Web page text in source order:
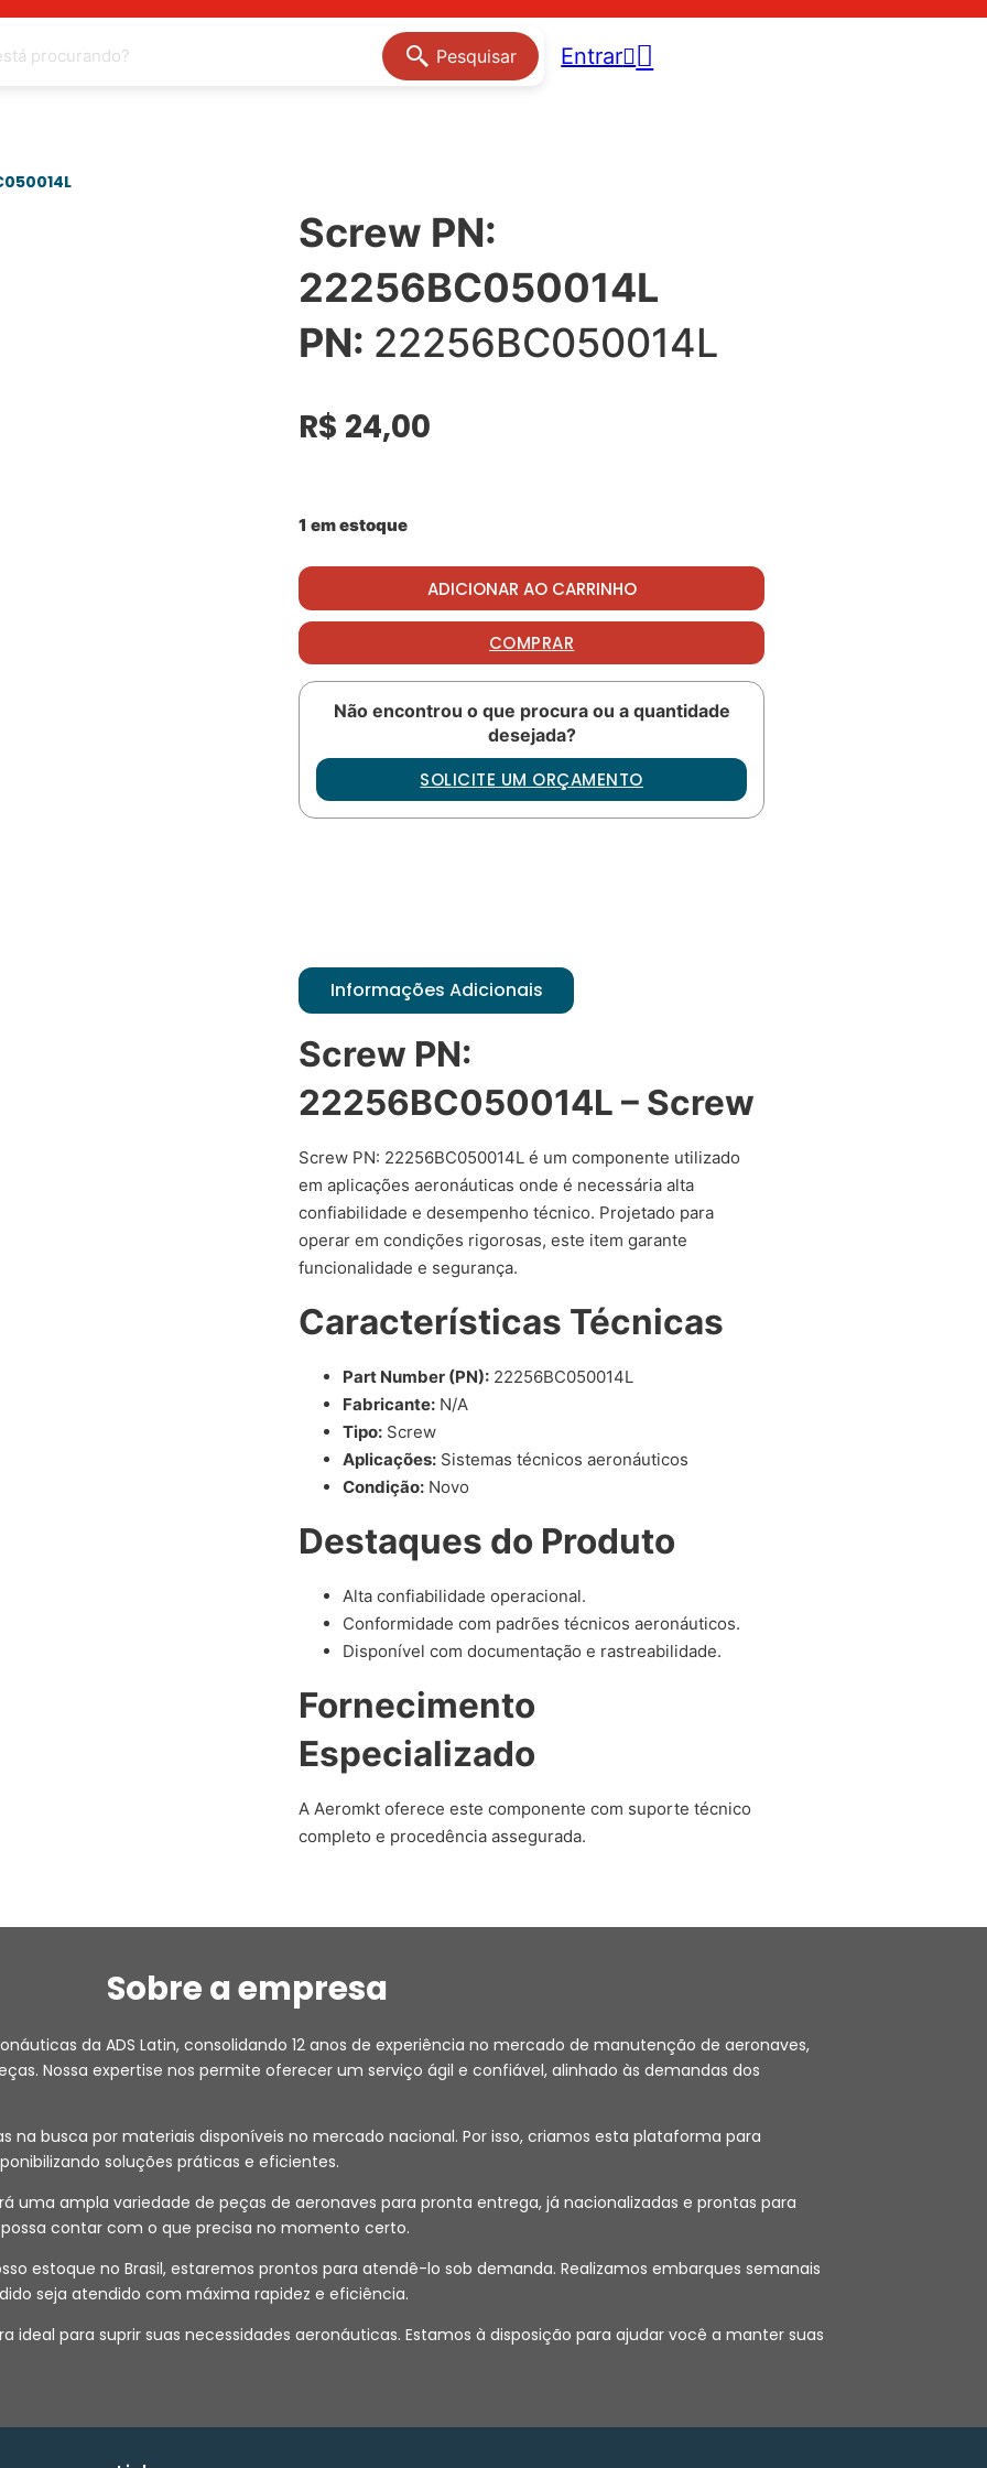
Pesquisar Entrar
Screw PN:
22256BC050014L
PN: 22256BC050014L
R$ 24,00
1 em estoque
Screw PN: 22256BC050014L quantidade
ADICIONAR AO CARRINHO
COMPRAR
Não encontrou o que procura ou a quantidade
desejada?
SOLICITE UM ORÇAMENTO
Informações Adicionais
Screw PN:
22256BC050014L – Screw
Screw PN: 22256BC050014L é um componente utilizado
em aplicações aeronáuticas onde é necessária alta
confiabilidade e desempenho técnico. Projetado para
operar em condições rigorosas, este item garante
funcionalidade e segurança.
Características Técnicas
Part Number (PN): 22256BC050014L
Fabricante: N/A
Tipo: Screw
Aplicações: Sistemas técnicos aeronáuticos
Condição: Novo
Destaques do Produto
Alta confiabilidade operacional.
Conformidade com padrões técnicos aeronáuticos.
Disponível com documentação e rastreabilidade.
Fornecimento
Especializado
A Aeromkt oferece este componente com suporte técnico
completo e procedência assegurada.
Sobre a empresa
da ADS Latin, consolidando 12 anos de experiência no mercado de manutenção de aeronaves,
Nossa expertise nos permite oferecer um serviço ágil e confiável, alinhado às demandas dos
na busca por materiais disponíveis no mercado nacional. Por isso, criamos esta plataforma para
soluções práticas e eficientes.
uma ampla variedade de peças de aeronaves para pronta entrega, já nacionalizadas e prontas para
contar com o que precisa no momento certo.
estoque no Brasil, estaremos prontos para atendê-lo sob demanda. Realizamos embarques semanais
seja atendido com máxima rapidez e eficiência.
ideal para suprir suas necessidades aeronáuticas. Estamos à disposição para ajudar você a manter suas